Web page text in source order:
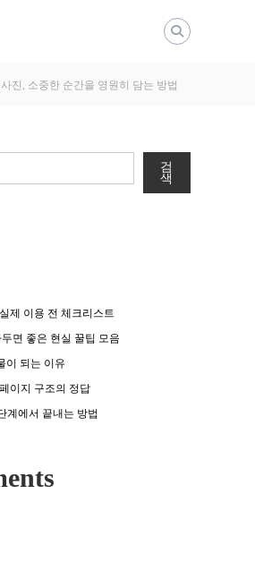
진, 소중한 순간을 영원히 담는 방법
검
색
제 이용 전 체크리스트
면 좋은 현실 꿀팁 모음
이 되는 이유
이지 구조의 정답
계에서 끝내는 방법